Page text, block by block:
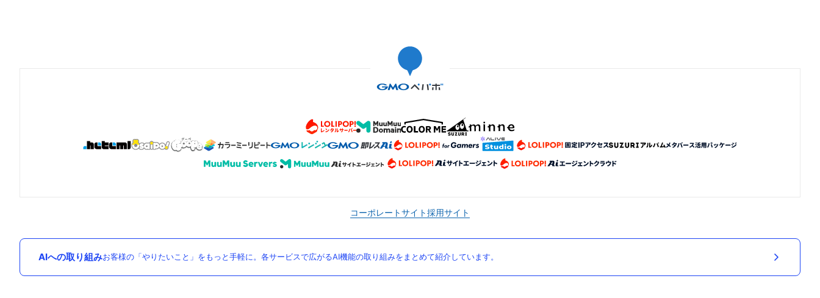
コーポレートサイト採用サイト
AIへの取り組みお客様の「やりたいこと」をもっと手軽に。各サービスで広がるAI機能の取り組みをまとめて紹介しています。